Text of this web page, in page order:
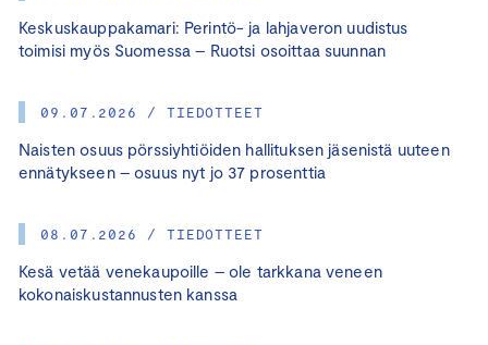
Keskuskauppakamari: Perintö- ja lahjaveron uudistus
toimisi myös Suomessa – Ruotsi osoittaa suunnan
09.07.2026 / TIEDOTTEET
Naisten osuus pörssiyhtiöiden hallituksen jäsenistä uuteen
ennätykseen – osuus nyt jo 37 prosenttia
08.07.2026 / TIEDOTTEET
Kesä vetää venekaupoille – ole tarkkana veneen
kokonaiskustannusten kanssa